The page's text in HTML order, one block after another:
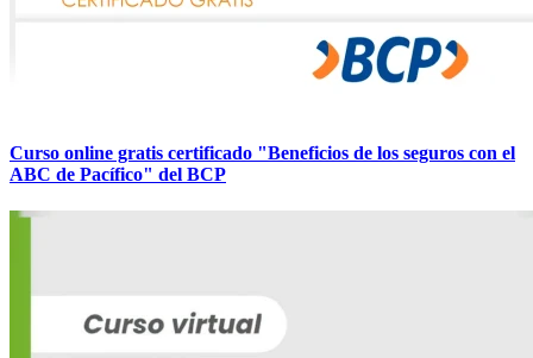
Curso online gratis certificado "Beneficios de los seguros con el
ABC de Pacífico" del BCP